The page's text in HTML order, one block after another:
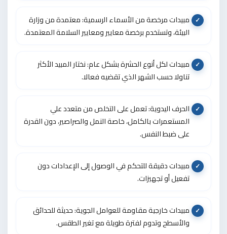
مبيدات مرخصة من الأسماء الرسمية: معتمدة من وزارة
البيئة، وتستخدم برخصة معايير ومعايير السلامة المعتمدة.
مبيدات لكل أنوع الحشرة بشكل عام: نختار المبيد الأكثر
تناولا حسب الشهر الذي تقضيه فعالا.
الحرف اليدوية: تعمل على التخلص من متعدد علي
المستعمرات بالكامل، خاصة النمل والصراصير، دون القدرة
على ضبط النفس.
مبيدات دقيقة للتحكم في الوصول إلى الإعدادات دون
تفعيل أو تجهيزات.
مبيدات خارجية مقاومة للعوامل الجوية: حديثة للحدائق
والأسطح وتدوم لفترة طويلة مع تغير الطقس.